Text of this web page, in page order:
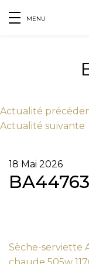
MENU
Actualité
Actualité suivante
18 Mai 2026
Sèche-serviette
Prénom